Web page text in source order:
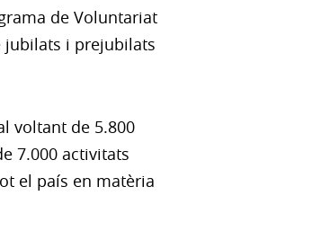
de Voluntariat
jubilats i prejubilats
voltant de 5.800
7.000 activitats
el país en matèria